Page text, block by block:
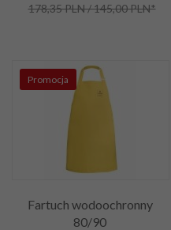
178,35 PLN / 145,00 PLN*
Promocja
Fartuch wodoochronny
80/90